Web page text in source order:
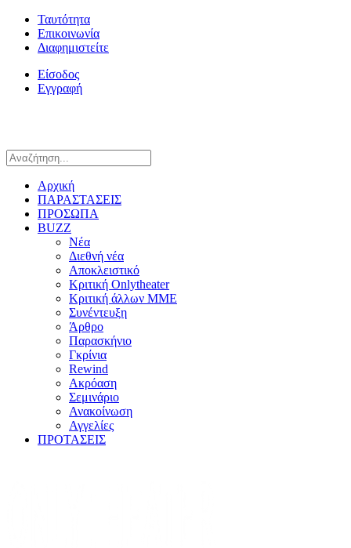
Ταυτότητα
Επικοινωνία
Διαφημιστείτε
Είσοδος
Εγγραφή
Αρχική
ΠΑΡΑΣΤΑΣΕΙΣ
ΠΡΟΣΩΠΑ
BUZZ
Νέα
Διεθνή νέα
Αποκλειστικό
Κριτική Onlytheater
Κριτική άλλων ΜΜΕ
Συνέντευξη
Άρθρο
Παρασκήνιο
Γκρίνια
Rewind
Ακρόαση
Σεμινάριο
Ανακοίνωση
Αγγελίες
ΠΡΟΤΑΣΕΙΣ